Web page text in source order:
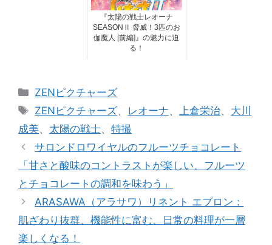
『太陽の戦士レオーナ
SEASONⅡ 脅威！3匹のお
伽魔人 [前編]』の魅力に迫
る！
カ
テ
リ
ー
ZENピクチャーズ
タ
グ
ZENピクチャーズ、 レオーナ、 上倉栄治、 大川
成美、 太陽の戦士、 特撮
サロンドロワイヤルのフルーツチョコレート
「甘さと酸味のコントラストが楽しい、フルーツ
とチョコレートの調和を味わう」
ARASAWA（アラサワ）リネント エプロン：
肌ざわり抜群、機能性に富む、日常の料理が一層
楽しくなる！